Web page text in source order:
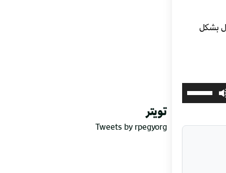
بشكل
استخدم
مفاتيح
الأسهم
تويتر
Tweets by rpegyorg